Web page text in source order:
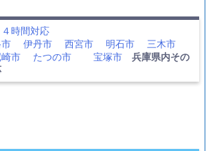
時間対応
伊丹市 西宮市 明石市
三木市
崎市 たつの市 宝塚市
兵庫県内その